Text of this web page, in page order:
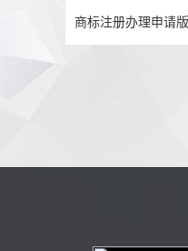
商标注册办理申请
登记